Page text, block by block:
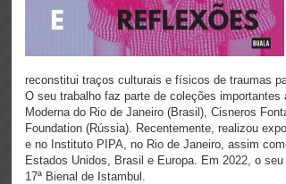
reconstitui traços culturais e físicos de traumas
O seu trabalho faz parte de coleções
Moderna do Rio de Janeiro (Brasil), Cisneros
Foundation (Rússia). Recentemente, realizou
e no Instituto PIPA, no Rio de Janeiro, assim
Estados Unidos, Brasil e Europa. Em 2022, o
17ª Bienal de Istambul.